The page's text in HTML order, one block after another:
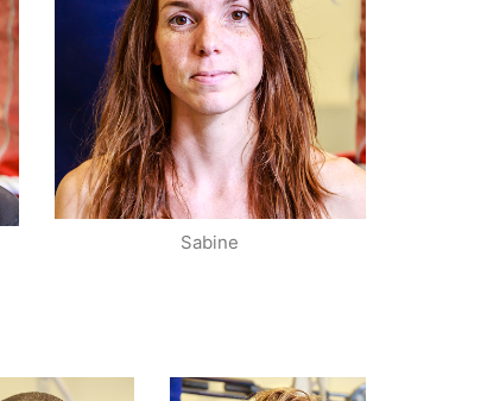
Diététicienne
Nutritionniste
Site
Sabine